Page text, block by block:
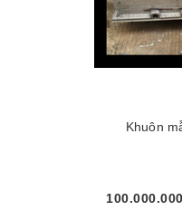
Khuôn